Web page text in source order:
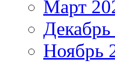
Март
Ноябрь